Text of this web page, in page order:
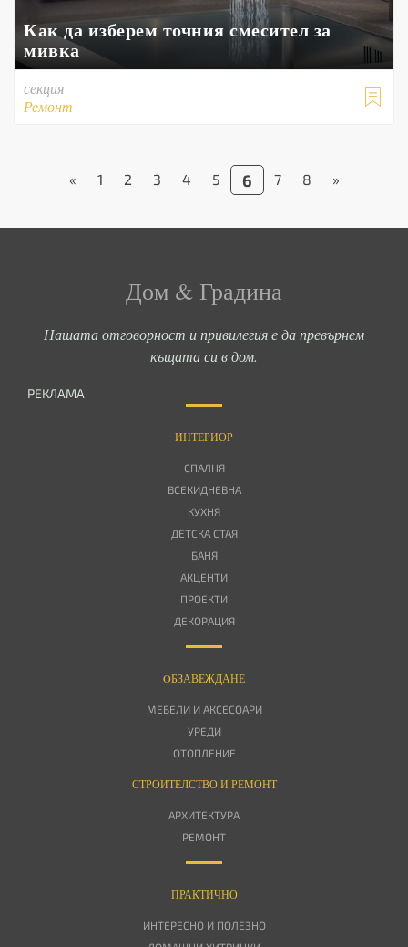
Как да изберем точния смесител за
мивка

секция
Ремонт
« 1 2 3 4 5 6 7 8 »
Дом & Градина
Нашата отговорност и привилегия е да превърнем
къщата си в дом.
РЕКЛАМА
ИНТЕРИОР
СПАЛНЯ
ВСЕКИДНЕВНА
КУХНЯ
ДЕТСКА СТАЯ
БАНЯ
АКЦЕНТИ
ПРОЕКТИ
ДЕКОРАЦИЯ
OБЗАВЕЖДАНЕ
МЕБЕЛИ И АКСЕСОАРИ
УРЕДИ
ОТОПЛЕНИЕ
СТРОИТЕЛСТВО И РЕМОНТ
АРХИТЕКТУРА
РЕМОНТ
ПРАКТИЧНО
ИНТЕРЕСНО И ПОЛЕЗНО